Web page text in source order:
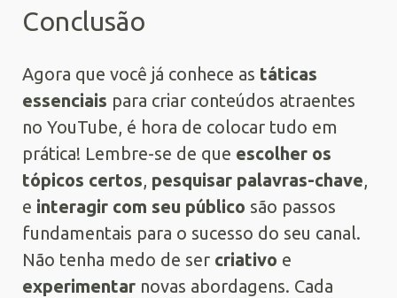
Conclusão
Agora que você já conhece as táticas
essenciais para criar conteúdos atraentes
no YouTube, é hora de colocar tudo em
prática! Lembre-se de que escolher os
tópicos certos, pesquisar palavras-chave,
e interagir com seu público são passos
fundamentais para o sucesso do seu canal.
Não tenha medo de ser criativo e
experimentar novas abordagens. Cada